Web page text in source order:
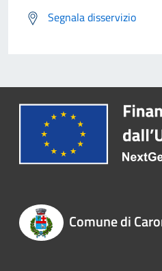
Segnala disservizio
Comune di